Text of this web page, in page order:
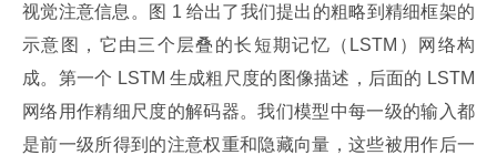
视觉注意信息。图 1 给出了我们提出的粗略到精细框架的
示意图，它由三个层叠的长短期记忆（LSTM）网络构
成。第一个 LSTM 生成粗尺度的图像描述，后面的 LSTM
网络用作精细尺度的解码器。我们模型中每一级的输入都
是前一级所得到的注意权重和隐藏向量，这些被用作后一